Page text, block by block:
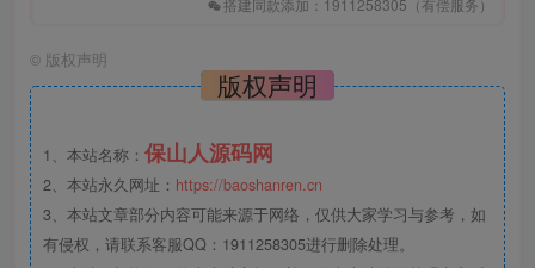
搭建同款添加：1911258305（有偿服务）
© 版权声明
版权声明
1、本站名称： 保山人源码网
2、本站永久网址： https://baoshanren.cn
3、本站文章部分内容可能来源于网络，仅供大家学习与参考，如
有侵权，请联系客服QQ：1911258305进行删除处理。